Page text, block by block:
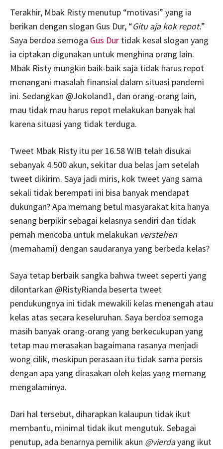
Terakhir, Mbak Risty menutup “motivasi” yang ia
berikan dengan slogan Gus Dur, “Gitu aja kok repot.”
Saya berdoa semoga Gus Dur tidak kesal slogan yang
ia ciptakan digunakan untuk menghina orang lain.
Mbak Risty mungkin baik-baik saja tidak harus repot
menangani masalah finansial dalam situasi pandemi
ini. Sedangkan @Jokoland1, dan orang-orang lain,
mau tidak mau harus repot melakukan banyak hal
karena situasi yang tidak terduga.
Tweet Mbak Risty itu per 16.58 WIB telah disukai
sebanyak 4.500 akun, sekitar dua belas jam setelah
tweet dikirim. Saya jadi miris, kok tweet yang sama
sekali tidak berempati ini bisa banyak mendapat
dukungan? Apa memang betul masyarakat kita hanya
senang berpikir sebagai kelasnya sendiri dan tidak
pernah mencoba untuk melakukan verstehen
(memahami) dengan saudaranya yang berbeda kelas?
Saya tetap berbaik sangka bahwa tweet seperti yang
dilontarkan @RistyRianda beserta tweet
pendukungnya ini tidak mewakili kelas menengah atau
kelas atas secara keseluruhan. Saya berdoa semoga
masih banyak orang-orang yang berkecukupan yang
tetap mau merasakan bagaimana rasanya menjadi
wong cilik, meskipun perasaan itu tidak sama persis
dengan apa yang dirasakan oleh kelas yang memang
mengalaminya.
Dari hal tersebut, diharapkan kalaupun tidak ikut
membantu, minimal tidak ikut mengutuk. Sebagai
penutup, ada benarnya pemilik akun @vierdayang ikut